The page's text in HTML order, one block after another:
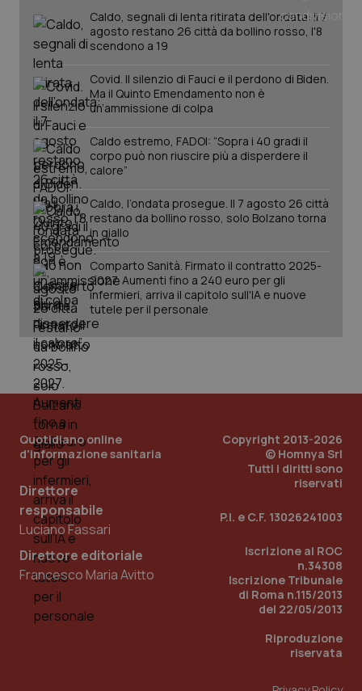
Caldo, segnali di lenta ritirata dell'ondata: il 7
agosto restano 26 città da bollino rosso, l'8
scendono a 19
Covid. Il silenzio di Fauci e il perdono di Biden.
Ma il Quinto Emendamento non è
un’ammissione di colpa
Caldo estremo, FADOI: “Sopra i 40 gradi il
corpo può non riuscire più a disperdere il
calore”
Caldo, l’ondata prosegue. Il 7 agosto 26 città
restano da bollino rosso, solo Bolzano torna
in giallo
Comparto Sanità. Firmato il contratto 2025-
2027. Aumenti fino a 240 euro per gli
infermieri, arriva il capitolo sull'IA e nuove
tutele per il personale
Quotidiano online
d'informazione sanitaria
Direttore
responsabile
Luciano Fassari
Direttore editoriale
Francesco Maria Avitto
Copyright 2013-2026
© Homnya Srl
Tutti i diritti sono
riservati
P.I. e C.F. 13026241003
Iscrizione al ROC
n.34308
Iscrizione Tribunale
di Roma n.115/2013
del 22/05/2013
Riproduzione
riservata
tracking-sites-ironfish-
session-id
www.quotidianosanita.it
_ga
PHPSESSID
PHP.net
www.quotidianosanita.it